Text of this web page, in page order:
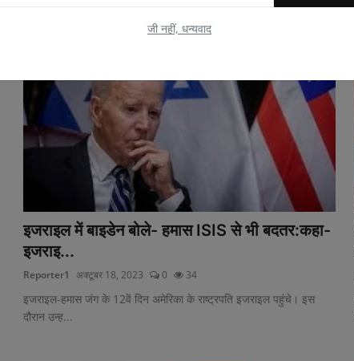
जी नहीं, धन्यवाद
इजराइल में बाइडेन बोले- हमास ISIS से भी बदतर:कहा-
इजराइ...
Reporter1 अक्टूबर 18, 2023 0 34
इजराइल-हमास जंग के 12वें दिन अमेरिका के राष्ट्रपति इजराइल पहुंचे। इस
दौरान उन्ह...